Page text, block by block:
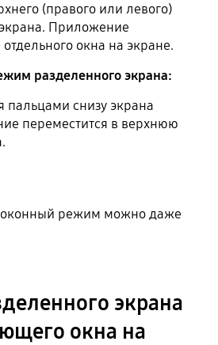
(правого или левого)
Приложение
окна на экране.
разделенного экрана:
пальцами снизу экрана
переместится в верхнюю
режим можно даже
экрана
окна на